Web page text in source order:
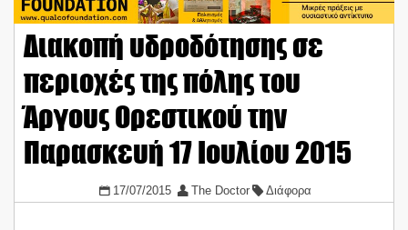
Διακοπή υδροδότησης σε
περιοχές της πόλης του
Άργους Ορεστικού την
Παρασκευή 17 Ιουλίου 2015
17/07/2015 The Doctor Διάφορα